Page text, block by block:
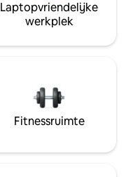
Laptopvriendelijke
werkplek
Fitnessruimte